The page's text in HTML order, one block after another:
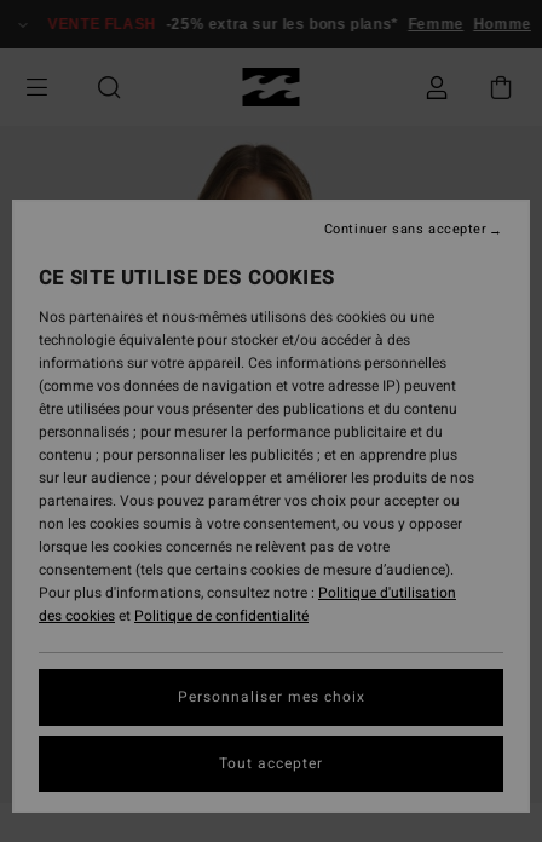
VENTE FLASH -25% extra sur les bons plans* Femme Homme
CE SITE UTILISE DES COOKIES
Nos partenaires et nous-mêmes utilisons des cookies ou une
technologie équivalente pour stocker et/ou accéder à des
informations sur votre appareil. Ces informations personnelles
(comme vos données de navigation et votre adresse IP) peuvent
être utilisées pour vous présenter des publications et du contenu
personnalisés ; pour mesurer la performance publicitaire et du
contenu ; pour personnaliser les publicités ; et en apprendre plus
sur leur audience ; pour développer et améliorer les produits de nos
partenaires. Vous pouvez paramétrer vos choix pour accepter ou
non les cookies soumis à votre consentement, ou vous y opposer
lorsque les cookies concernés ne relèvent pas de votre
consentement (tels que certains cookies de mesure d’audience).
Pour plus d'informations, consultez notre : Politique d'utilisation
des cookieset Politique de confidentialité
Personnaliser mes choix
Continuer sans accepter
Tout accepter